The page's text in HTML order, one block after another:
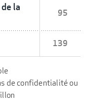
la
95
139
de confidentialité ou